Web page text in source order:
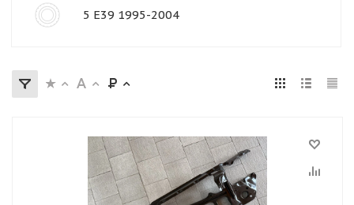
5 E39 1995-2004